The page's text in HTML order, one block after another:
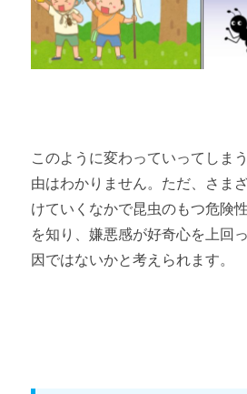
このように変わっていってしま
由はわかりません。ただ、さま
けていくなかで昆虫のもつ危険
を知り、嫌悪感が好奇心を上回
因ではないかと考えられます。